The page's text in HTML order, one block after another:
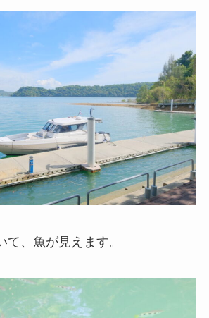
て、魚が見えます。